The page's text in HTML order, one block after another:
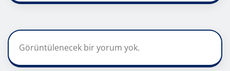
Görüntülenecek bir yorum yok.